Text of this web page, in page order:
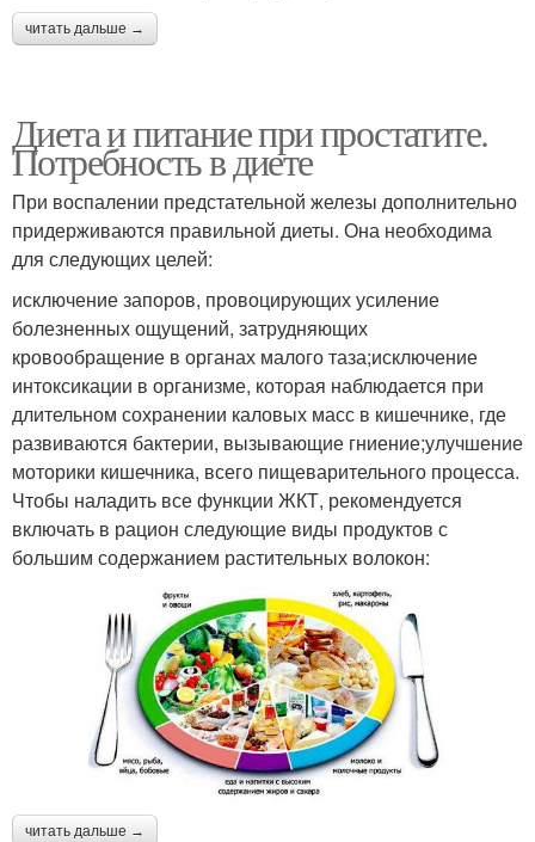
читать дальше →
Диета и питание при простатите.
Потребность в диете
При воспалении предстательной железы дополнительно
придерживаются правильной диеты. Она необходима
для следующих целей:
исключение запоров, провоцирующих усиление
болезненных ощущений, затрудняющих
кровообращение в органах малого таза;исключение
интоксикации в организме, которая наблюдается при
длительном сохранении каловых масс в кишечнике, где
развиваются бактерии, вызывающие гниение;улучшение
моторики кишечника, всего пищеварительного процесса.
Чтобы наладить все функции ЖКТ, рекомендуется
включать в рацион следующие виды продуктов с
большим содержанием растительных волокон:
читать дальше →